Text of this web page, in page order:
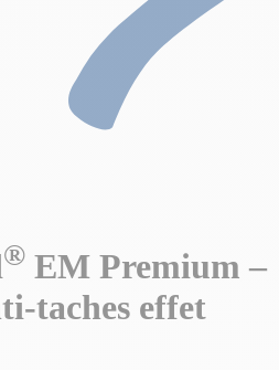
® EM Premium –
taches effet